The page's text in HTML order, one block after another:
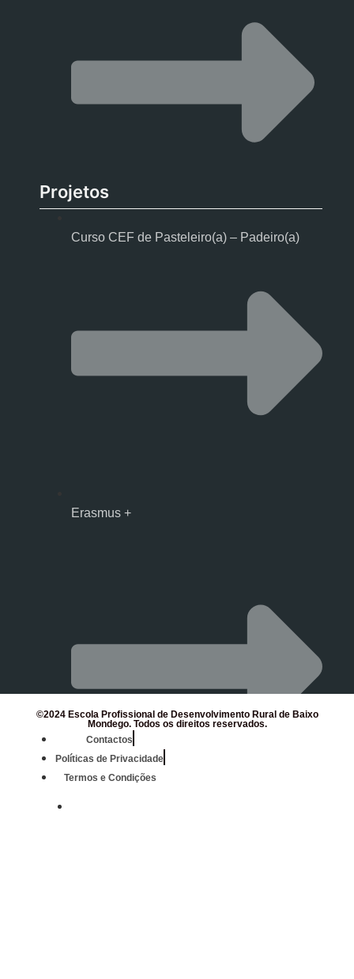
Curso CEF de Pasteleiro(a) – Padeiro(a)
Projetos
Erasmus +
©2024 Escola Profissional de Desenvolvimento Rural de Baixo
Mondego. Todos os direitos reservados.
Contactos
Políticas de Privacidade
Termos e Condições